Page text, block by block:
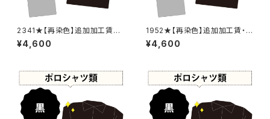
2341★【再染色】追加加工賃・
黒染め
¥4,600
1952★【再染色】追加加工賃・
黒染め
¥4,600